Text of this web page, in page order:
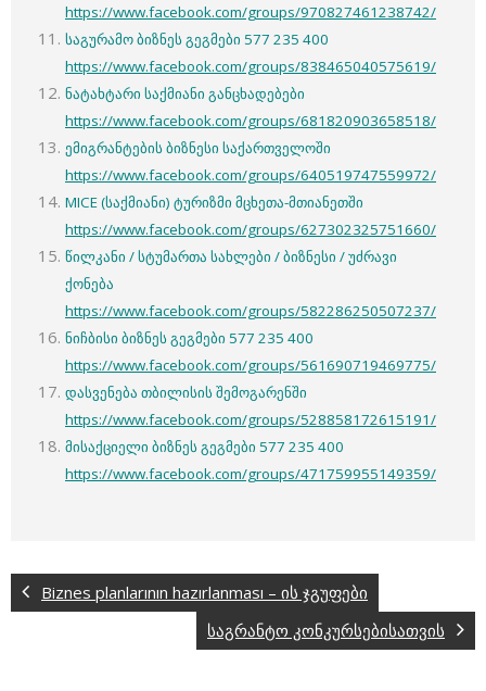
https://www.facebook.com/groups/970827461238742/
საგურამო ბიზნეს გეგმები 577 235 400
https://www.facebook.com/groups/838465040575619/
ნატახტარი საქმიანი განცხადებები
https://www.facebook.com/groups/681820903658518/
ემიგრანტების ბიზნესი საქართველოში
https://www.facebook.com/groups/640519747559972/
MICE (საქმიანი) ტურიზმი მცხეთა-მთიანეთში
https://www.facebook.com/groups/627302325751660/
წილკანი / სტუმართა სახლები / ბიზნესი / უძრავი
ქონება
https://www.facebook.com/groups/582286250507237/
ნიჩბისი ბიზნეს გეგმები 577 235 400
https://www.facebook.com/groups/561690719469775/
დასვენება თბილისის შემოგარენში
https://www.facebook.com/groups/528858172615191/
მისაქციელი ბიზნეს გეგმები 577 235 400
https://www.facebook.com/groups/471759955149359/
Biznes planlarının hazırlanması – ის ჯგუფები
საგრანტო კონკურსებისათვის